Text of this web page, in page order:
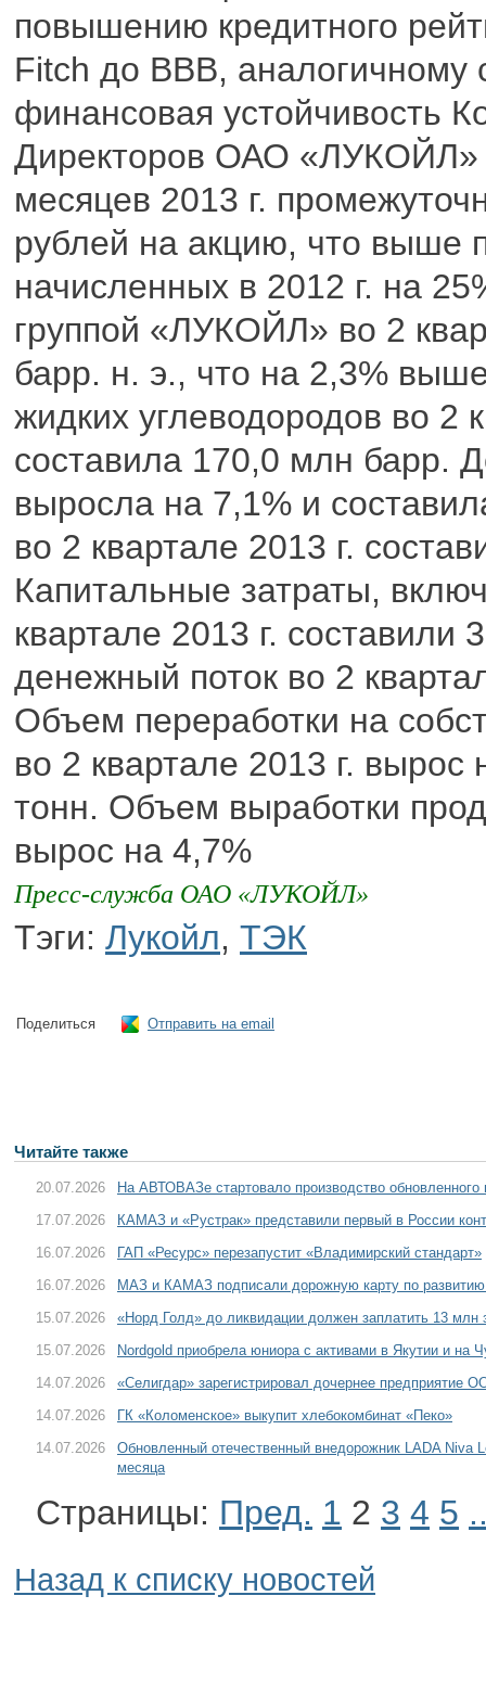
повышению кредитного
Fitch до ВВВ, аналогичному
финансовая устойчивость
Директоров ОАО «ЛУКОЙЛ»
месяцев 2013 г.
рублей на акцию, что выше
начисленных в 2012 г. на
группой «ЛУКОЙЛ» во 2
барр. н. э., что на 2,3%
жидких углеводородов во 2
составила 170,0 млн барр.
выросла на 7,1% и
во 2 квартале 2013 г.
Капитальные затраты,
квартале 2013 г.
денежный поток во 2
Объем переработки на
во 2 квартале 2013 г.
тонн. Объем выработки
вырос на 4,7%
Пресс-служба ОАО «ЛУКОЙЛ»
Тэги: Лукойл, ТЭК
Поделиться Отправить на email
Читайте также
20.07.2026
На АВТОВАЗе стартовало производство
17.07.2026
КАМАЗ и «Рустрак» представили первый в России
16.07.2026
ГАП «Ресурс» перезапустит «Владимирский стандарт»
16.07.2026
МАЗ и КАМАЗ подписали дорожную карту по развитию
15.07.2026
«Норд Голд» до ликвидации должен заплатить 13 млн
15.07.2026
Nordgold приобрела юниора с активами в Якутии и на
14.07.2026
«Селигдар» зарегистрировал дочернее предприятие
14.07.2026
ГК «Коломенское» выкупит хлебокомбинат «Пеко»
14.07.2026
Обновленный отечественный внедорожник LADA Niva
месяца
Страницы: Пред. 1 2 3 4 5
Назад к списку новостей